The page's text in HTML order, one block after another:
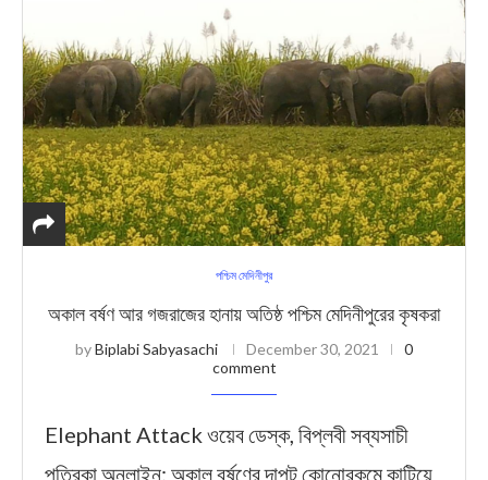
পশ্চিম মেদিনীপুর
অকাল বর্ষণ আর গজরাজের হানায় অতিষ্ঠ পশ্চিম মেদিনীপুরের কৃষকরা
byBiplabi Sabyasachi December 30, 2021
0
comment
Elephant Attack ওয়েব ডেস্ক, বিপ্লবী সব্যসাচী
পত্রিকা অনলাইন: অকাল বর্ষণের দাপট কোনোরকমে কাটিয়ে